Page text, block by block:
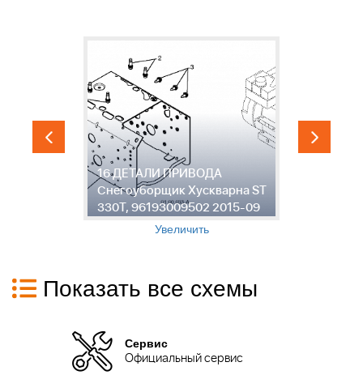
16 ДЕТАЛИ ПРИВОДА
Снегоуборщик Хускварна ST
330T, 96193009502 2015-09
Увеличить
Показать все схемы
Сервис
Официальный сервис